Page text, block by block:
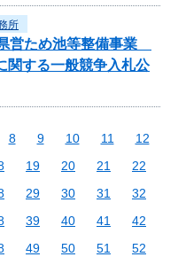
所
営ため池等整備事業
する一般競争入札公
8 9 10 11
12
19 20 21
22
29 30 31
32
39 40 41
42
49 50 51
52